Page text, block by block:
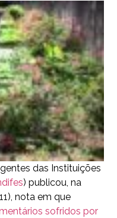
das Instituições
) publicou, na
nota em que
sofridos por